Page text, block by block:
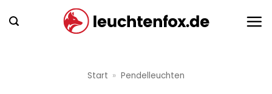
Inhalt
Start » Pendelleuchten